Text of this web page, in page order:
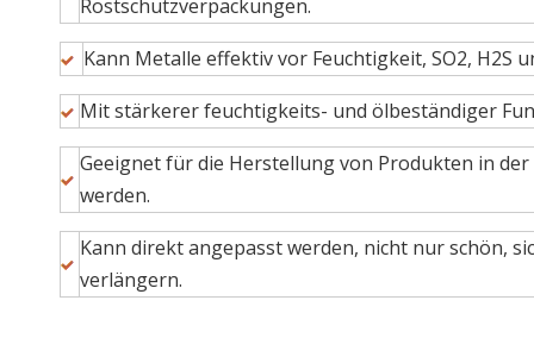
Rostschutzverpackungen.
Kann Metalle effektiv vor Feuchtigkeit, SO2, H2S
Mit stärkerer feuchtigkeits- und ölbeständiger
Geeignet für die Herstellung von Produkten in
werden.
Kann direkt angepasst werden, nicht nur schön,
verlängern.